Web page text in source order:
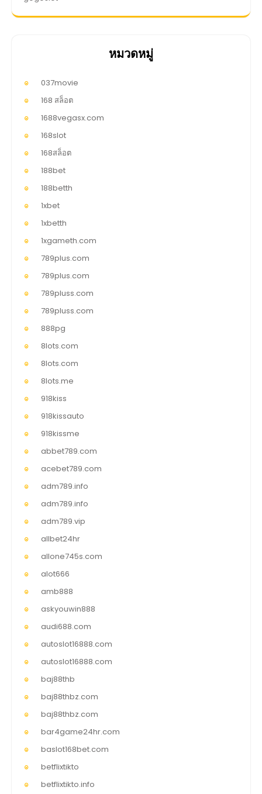
หมวดหมู่
037movie
168 สล็อต
1688vegasx.com
168slot
168สล็อต
188bet
188betth
1xbet
1xbetth
1xgameth.com
789plus.com
789plus.com
789pluss.com
789pluss.com
888pg
8lots.com
8lots.com
8lots.me
918kiss
918kissauto
918kissme
abbet789.com
acebet789.com
adm789.info
adm789.info
adm789.vip
allbet24hr
allone745s.com
alot666
amb888
askyouwin888
audi688.com
autoslot16888.com
autoslot16888.com
baj88thb
baj88thbz.com
baj88thbz.com
bar4game24hr.com
baslot168bet.com
betflixtikto
betflixtikto.info